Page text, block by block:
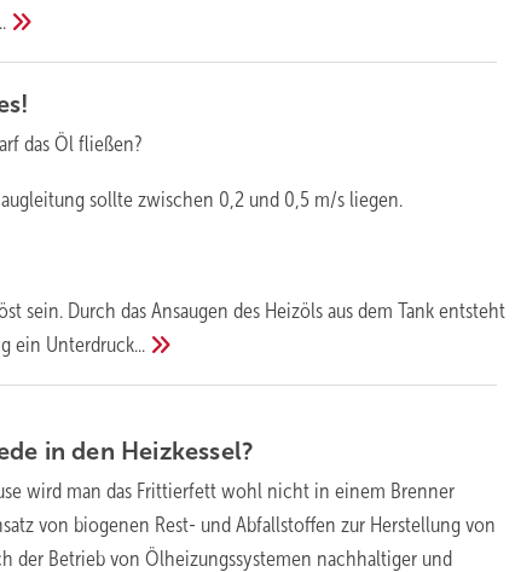
das Öl fließen?
sollte zwischen 0,2 und 0,5 m/s liegen.
sein. Durch das Ansaugen des Heizöls aus dem Tank entsteht
ein Unterdruck...
in den Heizkessel?
wird man das Frittierfett wohl nicht in einem Brenner
von biogenen Rest- und Abfallstoffen zur Herstellung von
der Betrieb von Ölheizungssystemen nachhaltiger und